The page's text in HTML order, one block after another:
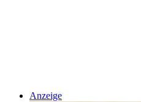
Anzeige